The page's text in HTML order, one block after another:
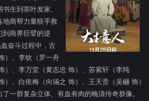
生到茶叶发家、
地商帮力量联手救
到商界巨擘的逆
奋斗过程中，古
）、李钦（罗一舟
）、李万堂（黄志忠 饰）、苏紫轩（李纯
）、白依梅（向涵之 饰）、王天贵（吴樾 饰）
一群复杂立体、有血有肉的晚清传奇群像。